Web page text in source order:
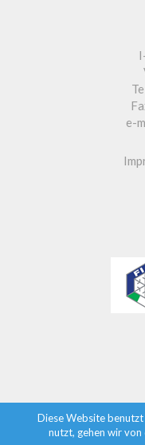
e-
Diese Website
nutzt, gehen wir von